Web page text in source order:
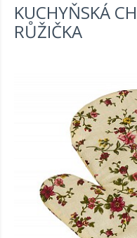
KUCHYŇSKÁ
RŮŽIČKA